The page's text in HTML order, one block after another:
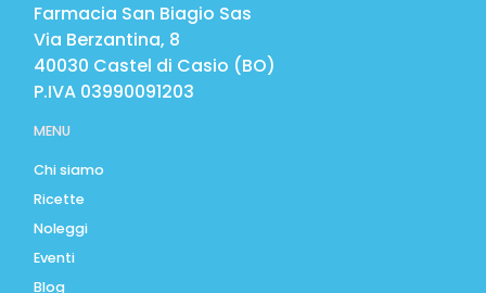
Farmacia San Biagio Sas
Via Berzantina, 8
40030 Castel di Casio (BO)
P.IVA 03990091203
MENU
Chi siamo
Ricette
Noleggi
Eventi
Blog